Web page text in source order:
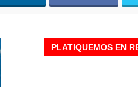
PLATIQUEMOS EN